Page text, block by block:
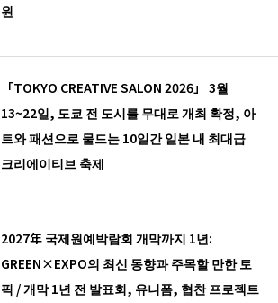
원
「TOKYO CREATIVE SALON 2026」 3월
13~22일, 도쿄 전 도시를 무대로 개최 확정, 아
트와 패션으로 물드는 10일간 일본 내 최대급
크리에이티브 축제
2027年 국제원예박람회 개막까지 1년:
GREEN×EXPO의 최신 동향과 주목할 만한 토
픽 / 개막 1년 전 발표회, 유니폼, 협찬 프로젝트